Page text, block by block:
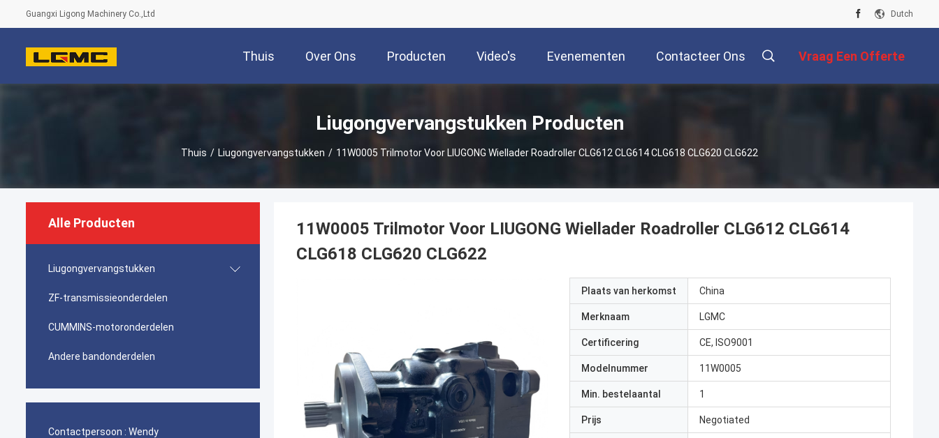
Guangxi Ligong Machinery Co.,Ltd Dutch
Thuis Over Ons Producten Video's Evenementen Contacteer Ons Vraag Een Offerte
Liugongvervangstukken Producten
Thuis / Liugongvervangstukken / 11W0005 Trilmotor Voor LIUGONG Wiellader Roadroller CLG612 CLG614 CLG618 CLG620 CLG622
Alle Producten
Liugongvervangstukken
ZF-transmissieonderdelen
CUMMINS-motoronderdelen
Andere bandonderdelen
Contactpersoon : Wendy
11W0005 Trilmotor Voor LIUGONG Wiellader Roadroller CLG612 CLG614
CLG618 CLG620 CLG622
Plaats van herkomst China
Merknaam LGMC
Certificering CE, ISO9001
Modelnummer 11W0005
Min. bestelaantal 1
Prijs Negotiated